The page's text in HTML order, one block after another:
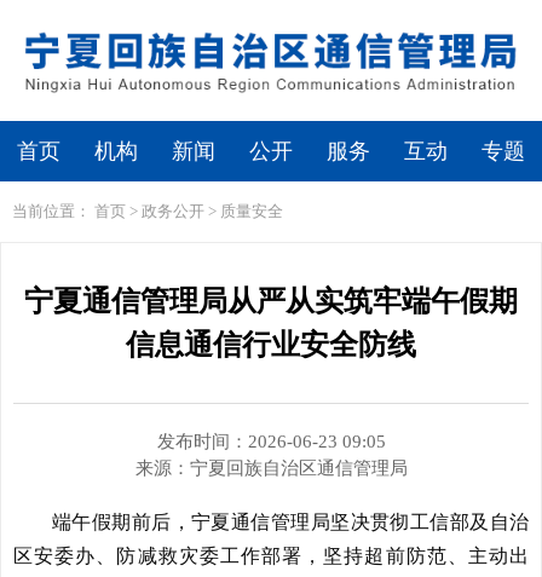
首页 机构 新闻 公开 服务 互动 专题
当前位置： 首页 > 政务公开 > 质量安全
宁夏通信管理局从严从实筑牢端午假期
信息通信行业安全防线
发布时间：2026-06-23 09:05
来源： 宁夏回族自治区通信管理局
端午假期前后，宁夏通信管理局坚决贯彻工信部及 自治
区安委办、防减救灾委工作部署 ， 坚持超前防范、主动出